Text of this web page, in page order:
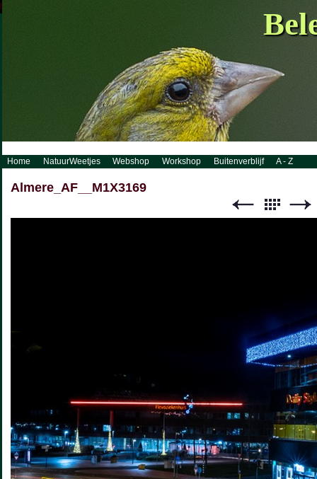
http://www.visueelconcept.nl/sitemap.xml.gz
Home NatuurWeetjes Webshop Workshop Buitenverblijf A - Z
Almere_AF__M1X3169